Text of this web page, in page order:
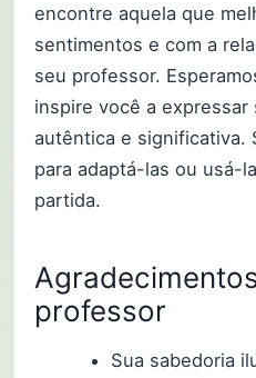
encontre aquela que
sentimentos e com a
seu professor.
inspire você a expressar
autêntica e significativa.
para adaptá-las ou usá-
partida.
professor
Sua sabedoria